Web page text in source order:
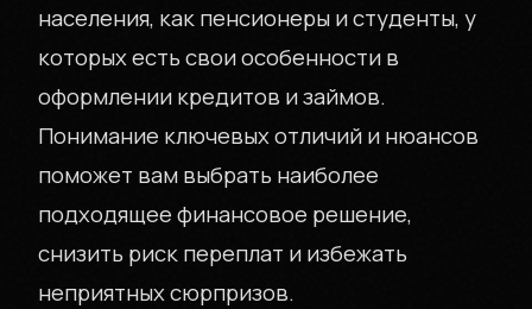
населения, как пенсионеры и студенты, у
которых есть свои особенности в
оформлении кредитов и займов.
Понимание ключевых отличий и нюансов
поможет вам выбрать наиболее
подходящее финансовое решение,
снизить риск переплат и избежать
неприятных сюрпризов.